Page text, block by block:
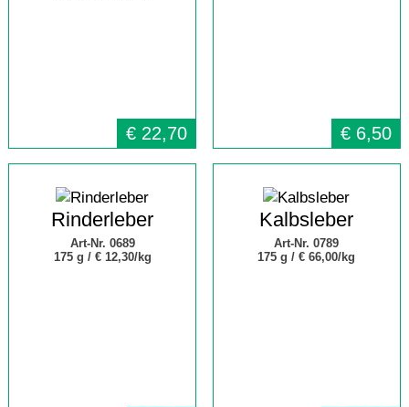
€ 22,70 € 6,50
Rinderleber
Art-Nr. 0689
175 g / € 12,30/kg
Kalbsleber
Art-Nr. 0789
175 g /€ 66,00/kg